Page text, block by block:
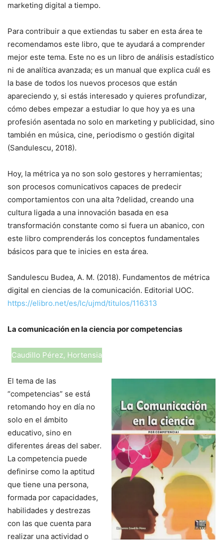
marketing digital a tiempo.
Para contribuir a que extiendas tu saber en esta área te
recomendamos este libro, que te ayudará a comprender
mejor este tema. Este no es un libro de análisis estadístico
ni de analítica avanzada; es un manual que explica cuál es
la base de todos los nuevos procesos que están
apareciendo y, si estás interesado y quieres profundizar,
cómo debes empezar a estudiar lo que hoy ya es una
profesión asentada no solo en marketing y publicidad, sino
también en música, cine, periodismo o gestión digital
(Sandulescu, 2018).
Hoy, la métrica ya no son solo gestores y herramientas;
son procesos comunicativos capaces de predecir
comportamientos con una alta ?delidad, creando una
cultura ligada a una innovación basada en esa
transformación constante como si fuera un abanico, con
este libro comprenderás los conceptos fundamentales
básicos para que te inicies en esta área.
Sandulescu Budea, A. M. (2018). Fundamentos de métrica
digital en ciencias de la comunicación. Editorial UOC.
https://elibro.net/es/lc/ujmd/titulos/116313
La comunicación en la ciencia por competencias
Caudillo Pérez, Hortensia
El tema de las
“competencias” se está
retomando hoy en día no
solo en el ámbito
educativo, sino en
diferentes áreas del saber.
La competencia puede
definirse como la aptitud
que tiene una persona,
formada por capacidades,
habilidades y destrezas
con las que cuenta para
realizar una actividad o